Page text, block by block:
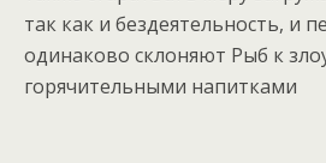
так как и бездеятельность, и
одинаково склоняют Рыб к
горячительными напитками